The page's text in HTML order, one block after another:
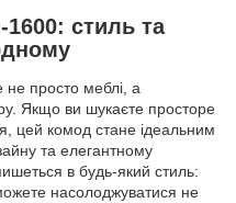
стиль та
просто меблі, а
Якщо ви шукаєте просторе
цей комод стане ідеальним
та елегантному
в будь-який стиль:
насолоджуватися не